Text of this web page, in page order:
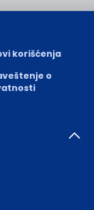
korišćenja
o